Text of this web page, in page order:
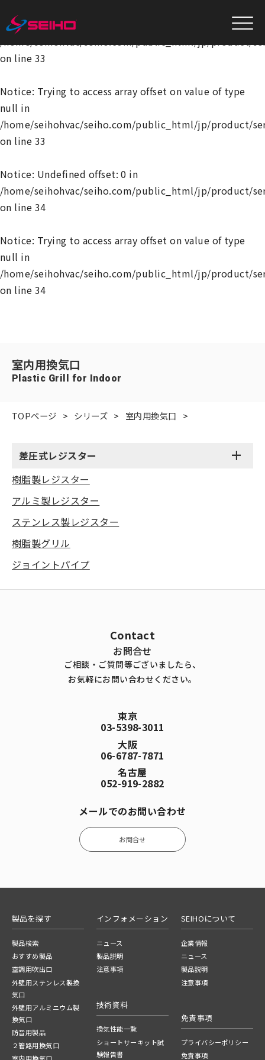
Notice: Undefined offset: 0 in
/home/seihohvac/seiho.com/public_html/jp/product/
on line 33
Notice: Trying to access array offset on value of type
null in
/home/seihohvac/seiho.com/public_html/jp/product/
on line 33
Notice: Undefined offset: 0 in
/home/seihohvac/seiho.com/public_html/jp/product/
on line 34
Notice: Trying to access array offset on value of type
null in
/home/seihohvac/seiho.com/public_html/jp/product/
on line 34
室内用換気口
Plastic Grill for Indoor
TOPページ シリーズ 室内用換気口
+
差圧式レジスター
JSF
樹脂製レジスター
アルミ製レジスター
ステンレス製レジスター
樹脂製グリル
ジョイントパイプ
Contact
お問合せ
ご相談・ご質問等ございましたら、
お気軽にお問い合わせください。
東京
03-5398-3011
大阪
06-6787-7871
名古屋
052-919-2882
メールでのお問い合わせ
お問合せ
製品を探す
製品検索
おすすめ製品
空調用吹出口
外壁用ステンレス製換
気口
外壁用アルミニウム製
換気口
防音用製品
２管路用換気口
インフォメーション
ニュース
製品説明
注意事項
技術資料
換気性能一覧
ショートサーキット試
験報告書
SEIHOについて
企業情報
ニュース
製品説明
注意事項
免責事項
プライバシーポリシー
免責事項